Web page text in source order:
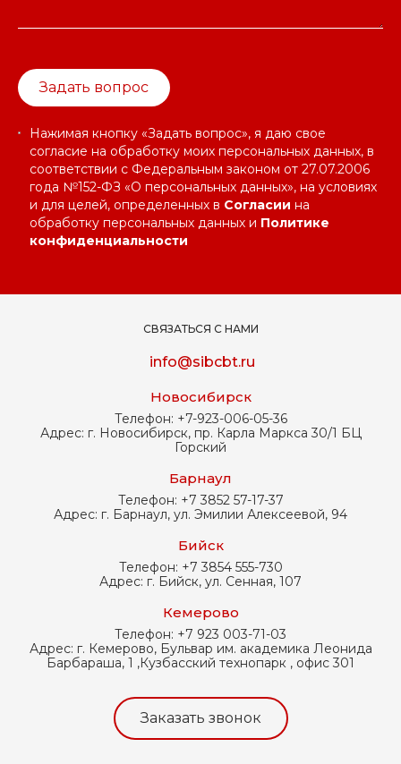
Задать вопрос
Нажимая кнопку «Задать вопрос», я даю свое
согласие на обработку моих персональных данных, в
соответствии с Федеральным законом от 27.07.2006
года №152-ФЗ «О персональных данных», на условиях
и для целей, определенных в Согласии на
обработку персональных данных и Политике
конфиденциальности
СВЯЗАТЬСЯ С НАМИ
info@sibcbt.ru
Новосибирск
Телефон: +7-923-006-05-36
Адрес: г. Новосибирск, пр. Карла Маркса 30/1 БЦ
Горский
Барнаул
Телефон: +7 3852 57-17-37
Адрес: г. Барнаул, ул. Эмилии Алексеевой, 94
Бийск
Телефон: +7 3854 555-730
Адрес: г. Бийск, ул. Сенная, 107
Кемерово
Телефон: +7 923 003-71-03
Адрес: г. Кемерово, Бульвар им. академика Леонида
Барбараша, 1 ,Кузбасский технопарк , офис 301
Заказать звонок